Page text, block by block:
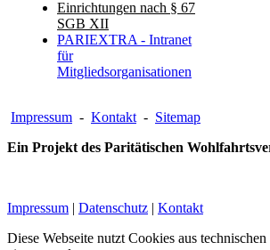
Einrichtungen nach § 67
SGB XII
PARIEXTRA - Intranet
für
Mitgliedsorganisationen
Impressum - Kontakt - Sitemap
Ein Projekt des Paritätischen
Impressum | Datenschutz | Kontakt
Diese Webseite nutzt Cookies aus